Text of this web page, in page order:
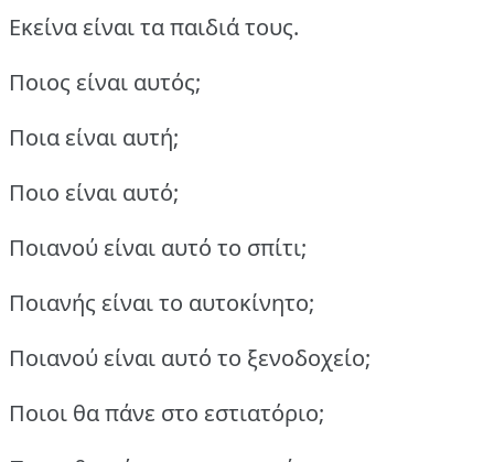
Εκείνα είναι τα παιδιά τους.
Ποιος είναι αυτός;
Ποια είναι αυτή;
Ποιο είναι αυτό;
Ποιανού είναι αυτό το σπίτι;
Ποιανής είναι το αυτοκίνητο;
Ποιανού είναι αυτό το ξενοδοχείο;
Ποιοι θα πάνε στο εστιατόριο;